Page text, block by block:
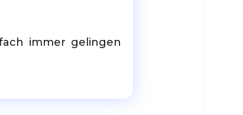
immer gelingen